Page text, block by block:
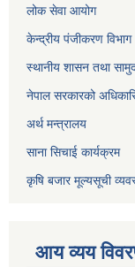
लोक सेवा आयोग
केन्द्रीय पंजीकरण विभाग
स्थानीय शासन तथा
नेपाल सरकारको
अर्थ मन्त्रालय
साना सिचाई कार्यक्रम
कृषि बजार मूल्यसूची
आय व्यय